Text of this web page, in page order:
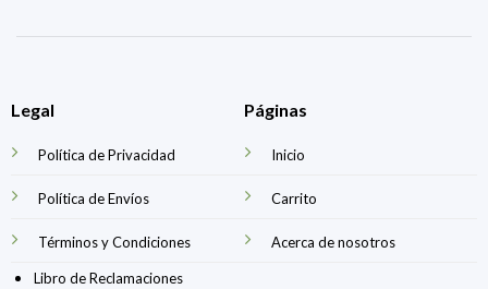
Legal
Política de Privacidad
Política de Envíos
Términos y Condiciones
Libro de Reclamaciones
Páginas
Inicio
Carrito
Acerca de nosotros